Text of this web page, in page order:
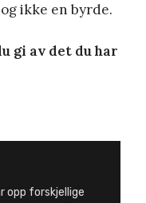
ikke en byrde.
gi av det du har
opp forskjellige